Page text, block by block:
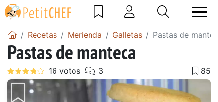
Recetas Merienda Galletas Pastas de
Pastas de manteca